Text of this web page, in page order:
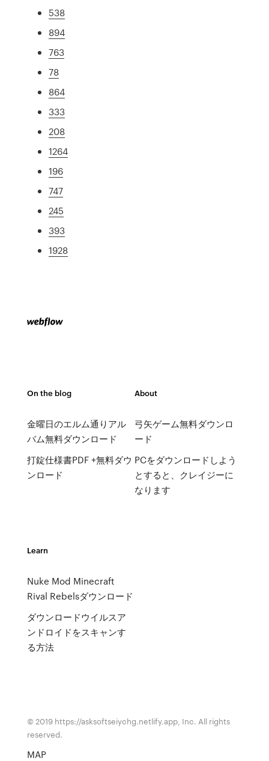
538
894
763
78
864
333
208
1264
196
747
245
393
1928
On the blog
金曜日のエルム通りアル
バム無料ダウンロード
打錠仕様書PDF +無料ダウ
ンロード
About
弓矢ゲーム無料ダウンロ
ード
PCをダウンロードしよう
とすると、クレイジーに
なります
Learn
Nuke Mod Minecraft
Rival Rebelsダウンロード
ダウンロードウイルスア
ンドロイドをスキャンす
る方法
© 2019 https://asksoftseiychg.netlify.app, Inc. All rights
reserved.
MAP